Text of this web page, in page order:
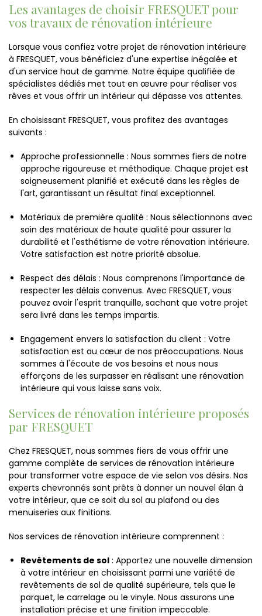
Les avantages de choisir FRESQUET pour
vos travaux de rénovation intérieure
Lorsque vous confiez votre projet de rénovation intérieure
à FRESQUET, vous bénéficiez d'une expertise inégalée et
d'un service haut de gamme. Notre équipe qualifiée de
spécialistes dédiés met tout en œuvre pour réaliser vos
rêves et vous offrir un intérieur qui dépasse vos attentes.
En choisissant FRESQUET, vous profitez des avantages
suivants :
Approche professionnelle : Nous sommes fiers de notre
approche rigoureuse et méthodique. Chaque projet est
soigneusement planifié et exécuté dans les règles de
l'art, garantissant un résultat final exceptionnel.
Matériaux de première qualité : Nous sélectionnons avec
soin des matériaux de haute qualité pour assurer la
durabilité et l'esthétisme de votre rénovation intérieure.
Votre satisfaction est notre priorité absolue.
Respect des délais : Nous comprenons l'importance de
respecter les délais convenus. Avec FRESQUET, vous
pouvez avoir l'esprit tranquille, sachant que votre projet
sera livré dans les temps impartis.
Engagement envers la satisfaction du client : Votre
satisfaction est au cœur de nos préoccupations. Nous
sommes à l'écoute de vos besoins et nous nous
efforçons de les surpasser en réalisant une rénovation
intérieure qui vous laisse sans voix.
Services de rénovation intérieure proposés
par FRESQUET
Chez FRESQUET, nous sommes fiers de vous offrir une
gamme complète de services de rénovation intérieure
pour transformer votre espace de vie selon vos désirs. Nos
experts chevronnés sont prêts à donner un nouvel élan à
votre intérieur, que ce soit du sol au plafond ou des
menuiseries aux finitions.
Nos services de rénovation intérieure comprennent :
Revêtements de sol : Apportez une nouvelle dimension
à votre intérieur en choisissant parmi une variété de
revêtements de sol de qualité supérieure, tels que le
parquet, le carrelage ou le vinyle. Nous assurons une
installation précise et une finition impeccable.